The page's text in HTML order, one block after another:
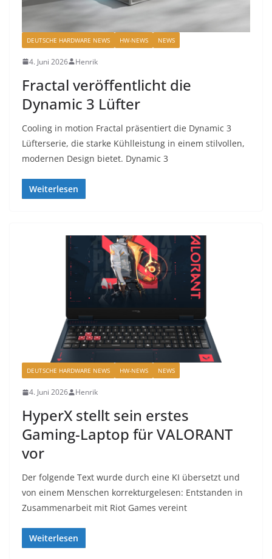
DEUTSCHE HARDWARE NEWS HW-NEWS NEWS
4. Juni 2026 Henrik
Fractal veröffentlicht die
Dynamic 3 Lüfter
Cooling in motion Fractal präsentiert die Dynamic 3
Lüfterserie, die starke Kühlleistung in einem stilvollen,
modernen Design bietet. Dynamic 3
Weiterlesen
DEUTSCHE HARDWARE NEWS HW-NEWS NEWS
4. Juni 2026 Henrik
HyperX stellt sein erstes
Gaming-Laptop für VALORANT
vor
Der folgende Text wurde durch eine KI übersetzt und
von einem Menschen korrekturgelesen: Entstanden in
Zusammenarbeit mit Riot Games vereint
Weiterlesen